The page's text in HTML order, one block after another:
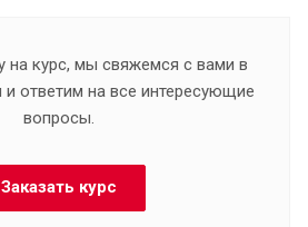
на курс, мы свяжемся с вами в
ответим на все интересующие
вопросы.
Заказать курс